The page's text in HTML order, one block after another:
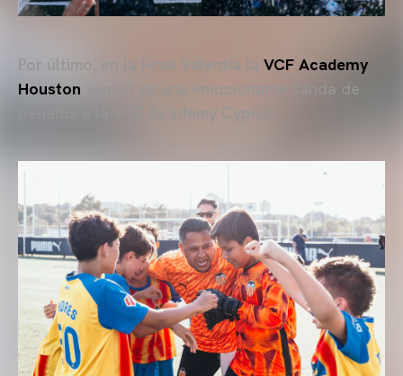
Por último, en la Final Valentía la VCF Academy
Houston venció en una emocionante tanda de
penaltis a la VCF Academy Cyprus